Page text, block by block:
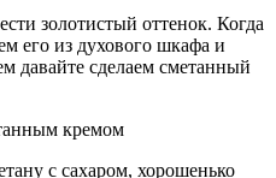
золотистый оттенок. Когда
его из духового шкафа и
давайте сделаем сметанный
кремом
с сахаром, хорошенько